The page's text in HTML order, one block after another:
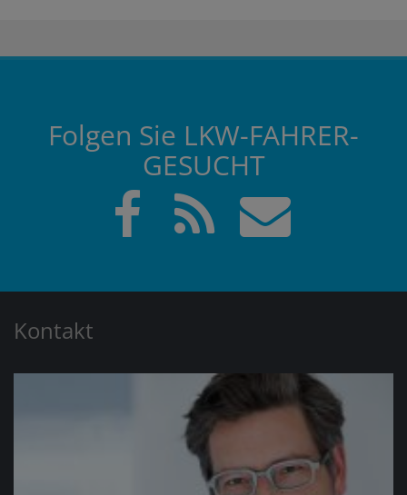
Folgen Sie LKW-FAHRER-
GESUCHT
Kontakt